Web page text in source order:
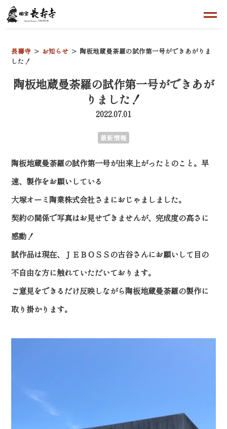
長壽寺 お知らせ
陶板地蔵曼荼羅の試作第一号ができあがりま
した！
陶板地蔵曼荼羅の試作第一号ができあが
りました！
2022.07.01
最新情報
陶板地蔵曼荼羅の試作第一号が出来上がったとのこと。早
速、製作をお願いしている
大塚オーミ陶業株式会社さまにおじゃましました。
契約の関係で写真はお見せできませんが、完成度の高さに
感動！
試作品は現在、ＪＥＢＯＳＳの古谷さんにお願いして目の
不自由な方に触れていただいております。
ご意見をできるだけ反映しながら陶板地蔵曼荼羅の製作に
取り掛かります。